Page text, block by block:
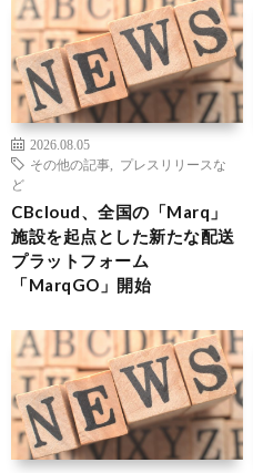
2026.08.05
その他の記事
プレスリリースな
ど
CBcloud、全国の「Marq」
施設を起点とした新たな配送
プラットフォーム
「MarqGO」開始